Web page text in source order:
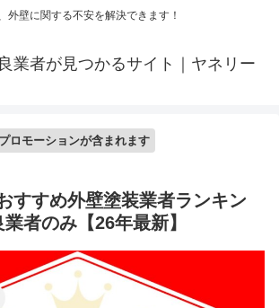
外壁に関する不安を解決できます！
業者が見つかるサイト｜ヤネリー
ロモーションが含まれます
すすめ外壁塗装業者ランキン
者のみ【26年最新】